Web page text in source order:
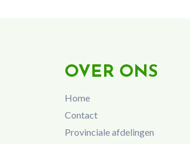
OVER ONS
Home
Contact
Provinciale afdelingen